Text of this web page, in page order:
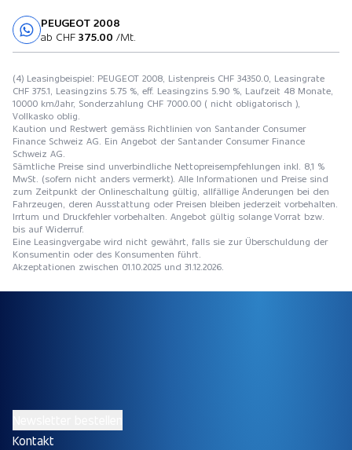
PEUGEOT 2008
ab CHF 375.00 /Mt.
(4) Leasingbeispiel: PEUGEOT 2008, Listenpreis CHF 34350.0, Leasingrate
CHF 375.1, Leasingzins 5.75 %, eff. Leasingzins 5.90 %, Laufzeit 48 Monate,
10000 km/Jahr, Sonderzahlung CHF 7000.00 ( nicht obligatorisch ),
Vollkasko oblig.
Kaution und Restwert gemäss Richtlinien von Santander Consumer
Finance Schweiz AG. Ein Angebot der Santander Consumer Finance
Schweiz AG.
Sämtliche Preise sind unverbindliche Nettopreisempfehlungen inkl. 8,1 %
MwSt. (sofern nicht anders vermerkt). Alle Informationen und Preise sind
zum Zeitpunkt der Onlineschaltung gültig, allfällige Änderungen bei den
Fahrzeugen, deren Ausstattung oder Preisen bleiben jederzeit vorbehalten.
Irrtum und Druckfehler vorbehalten. Angebot gültig solange Vorrat bzw.
bis auf Widerruf.
Eine Leasingvergabe wird nicht gewährt, falls sie zur Überschuldung der
Konsumentin oder des Konsumenten führt.
Akzeptationen zwischen 01.10.2025 und 31.12.2026.
Kontakt